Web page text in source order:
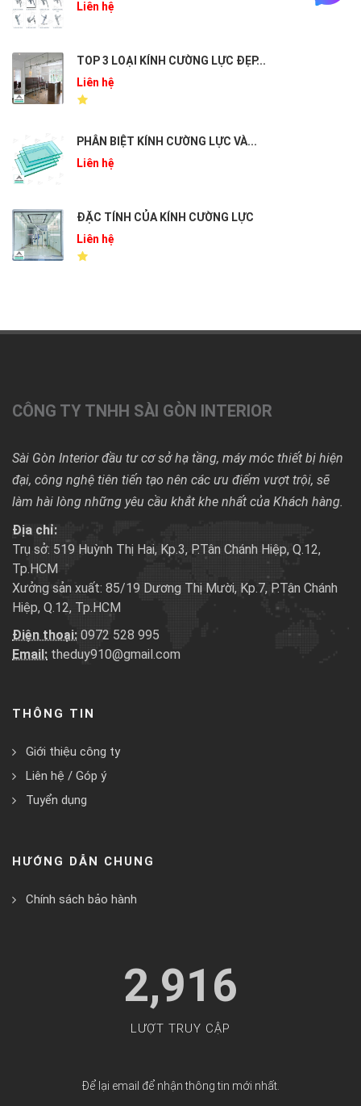
Liên hệ
TOP 3 LOẠI KÍNH CƯỜNG LỰC ĐẸP...
Liên hệ
PHÂN BIỆT KÍNH CƯỜNG LỰC VÀ...
Liên hệ
ĐẶC TÍNH CỦA KÍNH CƯỜNG LỰC
Liên hệ
CÔNG TY TNHH SÀI GÒN INTERIOR
Sài Gòn Interior đầu tư cơ sở hạ tầng, máy móc thiết bị hiện
đại, công nghệ tiên tiến tạo nên các ưu điểm vượt trội, sẽ
làm hài lòng những yêu cầu khắt khe nhất của Khách hàng.
Địa chỉ:
Trụ sở: 519 Huỳnh Thị Hai, Kp.3, P.Tân Chánh Hiệp, Q.12,
Tp.HCM
Xưởng sản xuất: 85/19 Dương Thị Mười, Kp.7, P.Tân Chánh
Hiệp, Q.12, Tp.HCM
Điện thoại: 0972 528 995
Email: theduy910@gmail.com
THÔNG TIN
Giới thiệu công ty
Liên hệ / Góp ý
Tuyển dụng
HƯỚNG DẪN CHUNG
Chính sách bảo hành
2,916
LƯỢT TRUY CẬP
Để lại email để nhận thông tin mới nhất.